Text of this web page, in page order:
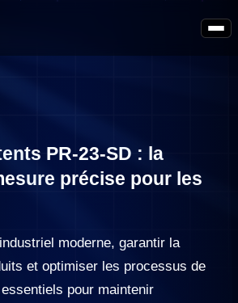
PR-23-SD : la
précise pour les
moderne, garantir la
et optimiser les processus de
pour maintenir